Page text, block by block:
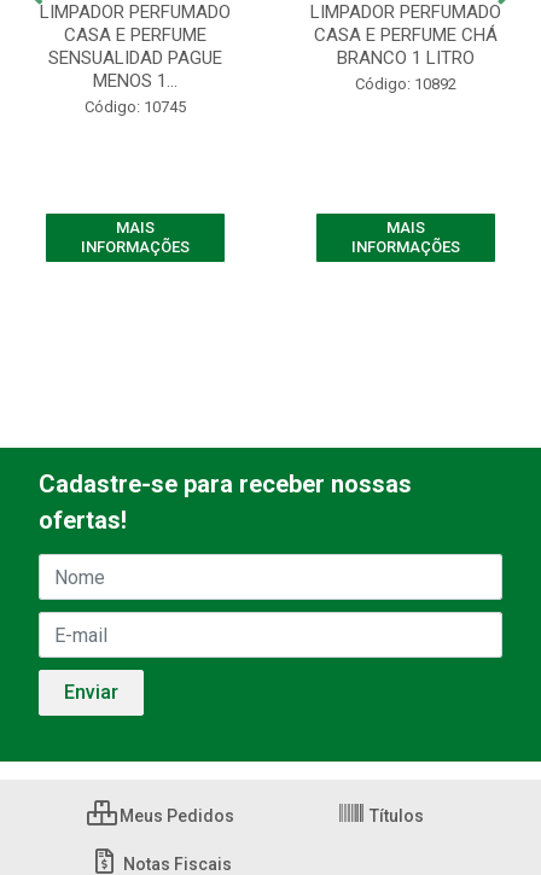
LIMPADOR PERFUMADO
CASA E PERFUME
SENSUALIDAD PAGUE
MENOS 1...
Código: 10745
MAIS
INFORMAÇÕES
LIMPADOR PERFUMADO
CASA E PERFUME CHÁ
BRANCO 1 LITRO
Código: 10892
MAIS
INFORMAÇÕES
Cadastre-se para receber nossas
ofertas!
Meus Pedidos Títulos
Notas Fiscais